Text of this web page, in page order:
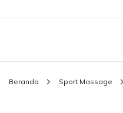
Beranda Sport Massage